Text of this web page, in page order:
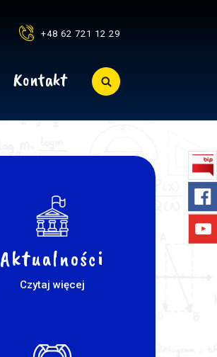
+48 62 721 12 29
Kontakt
Aktualności
Czytaj więcej